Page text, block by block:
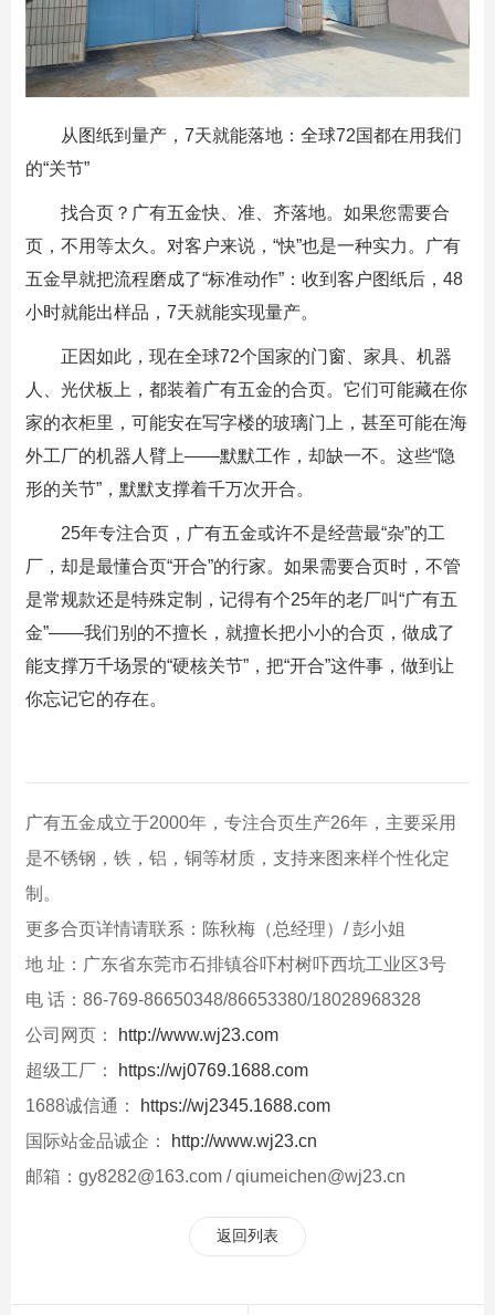
从图纸到量产，7天就能落地：全球72国都在用我们
的“关节”
找合页？广有五金快、准、齐落地。如果您需要合
页，不用等太久。对客户来说，“快”也是一种实力。广有
五金早就把流程磨成了“标准动作”：收到客户图纸后，48
小时就能出样品，7天就能实现量产。
正因如此，现在全球72个国家的门窗、家具、机器
人、光伏板上，都装着广有五金的合页。它们可能藏在你
家的衣柜里，可能安在写字楼的玻璃门上，甚至可能在海
外工厂的机器人臂上——默默工作，却缺一不。这些“隐
形的关节”，默默支撑着千万次开合。
25年专注合页，广有五金或许不是经营最“杂”的工
厂，却是最懂合页“开合”的行家。如果需要合页时，不管
是常规款还是特殊定制，记得有个25年的老厂叫“广有五
金”——我们别的不擅长，就擅长把小小的合页，做成了
能支撑万千场景的“硬核关节”，把“开合”这件事，做到让
你忘记它的存在。
广有五金成立于2000年，专注合页生产26年，主要采用
是不锈钢，铁，铝，铜等材质，支持来图来样个性化定
制。
更多合页详情请联系：陈秋梅（总经理）/ 彭小姐
地 址：广东省东莞市石排镇谷吓村树吓西坑工业区3号
电 话：86-769-86650348/86653380/18028968328
公司网页：
http://www.wj23.com
超级工厂：
https://wj0769.1688.com
1688诚信通：
https://wj2345.1688.com
国际站金品诚企：
http://www.wj23.cn
邮箱：gy8282@163.com / qiumeichen@wj23.cn
返回列表